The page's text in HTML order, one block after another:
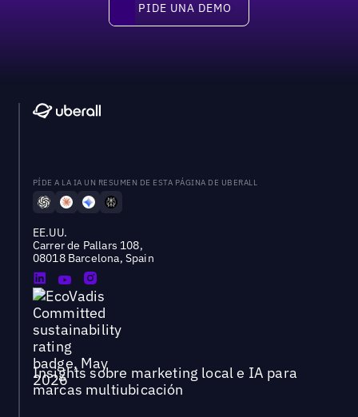
Pide una demo
PIDE UNA DEMO
PÍDE A LA IA UN RESUMEN DE ESTA PÁGINA DE UBERALL
EE.UU.
Carrer de Pallars 108,
08018 Barcelona, Spain
Insights sobre marketing local e IA para
marcas multiubicación